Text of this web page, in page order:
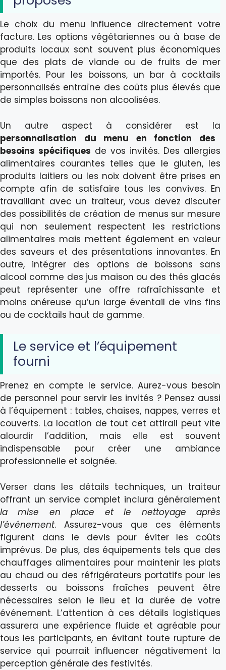
Le choix du menu influence directement votre
facture. Les options végétariennes ou à base de
produits locaux sont souvent plus économiques
que des plats de viande ou de fruits de mer
importés. Pour les boissons, un bar à cocktails
personnalisés entraîne des coûts plus élevés que
de simples boissons non alcoolisées.
Un autre aspect à considérer est la
personnalisation du menu en fonction des
besoins spécifiques de vos invités. Des allergies
alimentaires courantes telles que le gluten, les
produits laitiers ou les noix doivent être prises en
compte afin de satisfaire tous les convives. En
travaillant avec un traiteur, vous devez discuter
des possibilités de création de menus sur mesure
qui non seulement respectent les restrictions
alimentaires mais mettent également en valeur
des saveurs et des présentations innovantes. En
outre, intégrer des options de boissons sans
alcool comme des jus maison ou des thés glacés
peut représenter une offre rafraîchissante et
moins onéreuse qu’un large éventail de vins fins
ou de cocktails haut de gamme.
Le service et l’équipement
fourni
Prenez en compte le service. Aurez-vous besoin
de personnel pour servir les invités ? Pensez aussi
à l’équipement : tables, chaises, nappes, verres et
couverts. La location de tout cet attirail peut vite
alourdir l’addition, mais elle est souvent
indispensable pour créer une ambiance
professionnelle et soignée.
Verser dans les détails techniques, un traiteur
offrant un service complet inclura généralement
la mise en place et le nettoyage après
l’événement. Assurez-vous que ces éléments
figurent dans le devis pour éviter les coûts
imprévus. De plus, des équipements tels que des
chauffages alimentaires pour maintenir les plats
au chaud ou des réfrigérateurs portatifs pour les
desserts ou boissons fraîches peuvent être
nécessaires selon le lieu et la durée de votre
événement. L’attention à ces détails logistiques
assurera une expérience fluide et agréable pour
tous les participants, en évitant toute rupture de
service qui pourrait influencer négativement la
perception générale des festivités.